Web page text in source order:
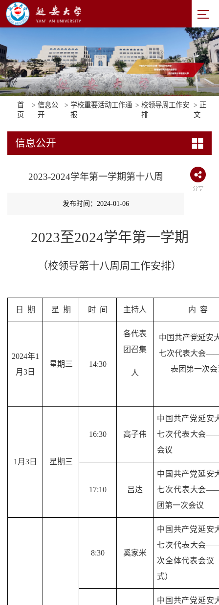
首
页
> 信息公
开
> 学校重要活动工作通
报
> 校领导周工作安
排
> 正
文
信息公开
2023-2024学年第一学期第十八周
分享
发布时间：2024-01-06
2023至2024学年第一学期
（校领导第十八周 周 工作安排）
日 期 星 期 时 间 主持人 内 容
2024年1
月 3日
星期 三 14:30
各代表
团召集
人
中国共产党延安
七次代表大会——
表团第一次会
1 月 3日 星期 三
16:30 高子伟
中国共产党延安
七次代表大会
会议
17:10 吕达
中国共产党延安
七次代表大会
团第一次会议
8:30 奚家米
中国共产党延安
七次代表大会
次全体代表会议
式）
中国共产党延安